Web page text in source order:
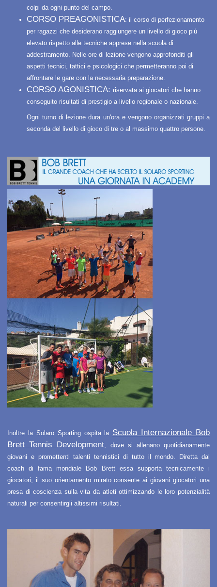
colpi da ogni punto del campo.
CORSO PREAGONISTICA: il corso di perfezionamento
per ragazzi che desiderano raggiungere un livello di gioco più
elevato rispetto alle tecniche apprese nella scuola di
addestramento. Nelle ore di lezione vengono approfonditi gli
aspetti tecnici, tattici e psicologici che permetteranno poi di
affrontare le gare con la necessaria preparazione.
CORSO AGONISTICA: riservata ai giocatori che hanno
conseguito risultati di prestigio a livello regionale o nazionale.
Ogni turno di lezione dura un'ora e vengono organizzati gruppi a
seconda del livello di gioco di tre o al massimo quattro persone.
Inoltre la Solaro Sporting ospita la Scuola Internazionale Bob
Brett Tennis Development
dove si allenano quotidianamente
giovani e promettenti talenti tennistici di tutto il mondo. Diretta dal
coach di fama mondiale Bob Brett essa supporta tecnicamente i
giocatori; il suo orientamento mirato consente ai giovani giocatori una
presa di coscienza sulla vita da atleti ottimizzando le loro potenzialità
naturali per consentirgli altissimi risultati.